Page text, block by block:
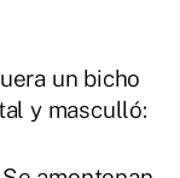
un bicho
y masculló: